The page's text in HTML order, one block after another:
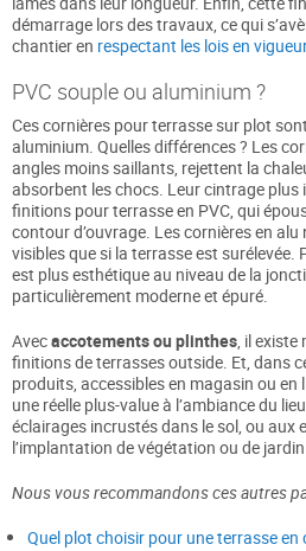
démarrage lors des travaux, ce qui
chantier en respectant les lois en vigueur
PVC souple ou aluminium ?
Ces cornières pour terrasse sur plot
aluminium. Quelles différences ? Les
angles moins saillants, rejettent la
absorbent les chocs. Leur cintrage
finitions pour terrasse en PVC, qui
contour d’ouvrage. Les cornières en
visibles que si la terrasse est surélevée.
est plus esthétique au niveau de la
particulièrement moderne et épuré.
Avecaccotements ou plinthes, il existe
finitions de terrasses outside. Et, dans
produits, accessibles en magasin ou
une réelle plus-value à l’ambiance du
éclairages incrustés dans le sol, ou aux
l’implantation de végétation ou de
Nous vous recommandons ces autres
Quel plot choisir pour une terrasse en